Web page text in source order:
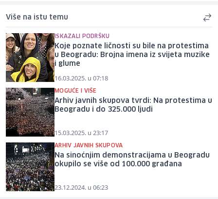
Više na istu temu
ISKAZALI PODRŠKU
Koje poznate ličnosti su bile na protestima
u Beogradu: Brojna imena iz svijeta muzike
i glume
16.03.2025. u 07:18
MOGUĆE I VIŠE
Arhiv javnih skupova tvrdi: Na protestima u
Beogradu i do 325.000 ljudi
15.03.2025. u 23:17
ARHIV JAVNIH SKUPOVA
Na sinoćnjim demonstracijama u Beogradu
okupilo se više od 100.000 građana
23.12.2024. u 06:23